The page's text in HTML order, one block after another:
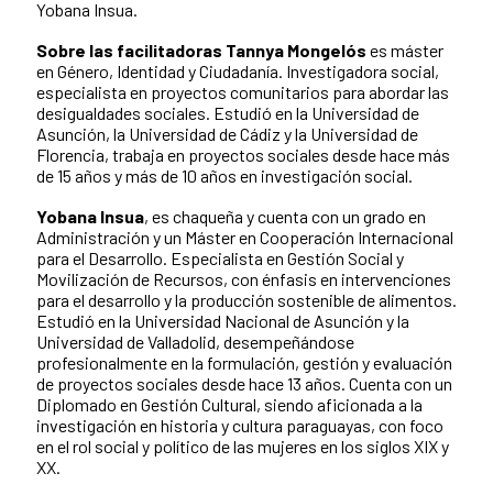
Yobana Insua.
Sobre las facilitadoras Tannya Mongelós es máster
en Género, Identidad y Ciudadanía. Investigadora social,
especialista en proyectos comunitarios para abordar las
desigualdades sociales. Estudió en la Universidad de
Asunción, la Universidad de Cádiz y la Universidad de
Florencia, trabaja en proyectos sociales desde hace más
de 15 años y más de 10 años en investigación social.
Yobana Insua, es chaqueña y cuenta con un grado en
Administración y un Máster en Cooperación Internacional
para el Desarrollo. Especialista en Gestión Social y
Movilización de Recursos, con énfasis en intervenciones
para el desarrollo y la producción sostenible de alimentos.
Estudió en la Universidad Nacional de Asunción y la
Universidad de Valladolid, desempeñándose
profesionalmente en la formulación, gestión y evaluación
de proyectos sociales desde hace 13 años. Cuenta con un
Diplomado en Gestión Cultural, siendo aficionada a la
investigación en historia y cultura paraguayas, con foco
en el rol social y político de las mujeres en los siglos XIX y
XX.